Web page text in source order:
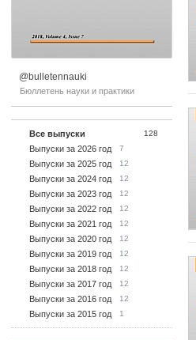
@bulletennauki
Бюллетень науки и практики
Все выпуски 128
Выпуски за 2026 год 7
Выпуски за 2025 год 12
Выпуски за 2024 год 12
Выпуски за 2023 год 12
Выпуски за 2022 год 12
Выпуски за 2021 год 12
Выпуски за 2020 год 12
Выпуски за 2019 год 12
Выпуски за 2018 год 12
Выпуски за 2017 год 12
Выпуски за 2016 год 12
Выпуски за 2015 год 1